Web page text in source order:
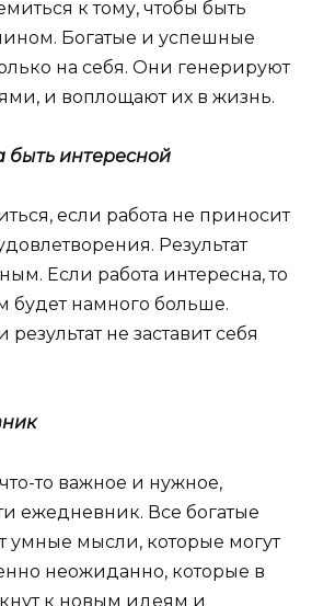
к тому, чтобы быть
Богатые и успешные
на себя. Они генерируют
и воплощают их в жизнь.
быть интересной
если работа не приносит
Результат
Если работа интересна, то
будет намного больше.
результат не заставит себя
то важное и нужное,
ежедневник. Все богатые
мысли, которые могут
неожиданно, которые в
к новым идеям и